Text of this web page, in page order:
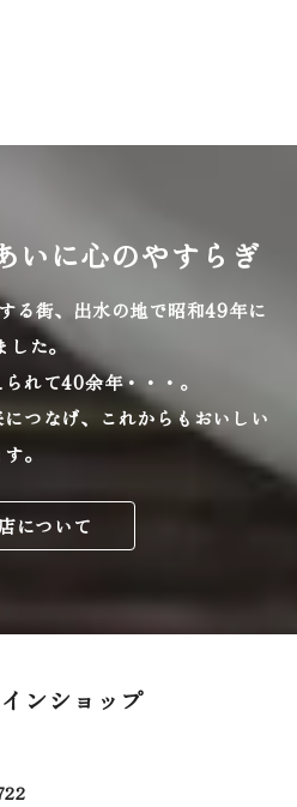
いに心のやすらぎ
る街、 出水の地で昭和49年に
した。
れて40余年・・・。
つなげ、
これからもおいしい
。
について
ンショップ